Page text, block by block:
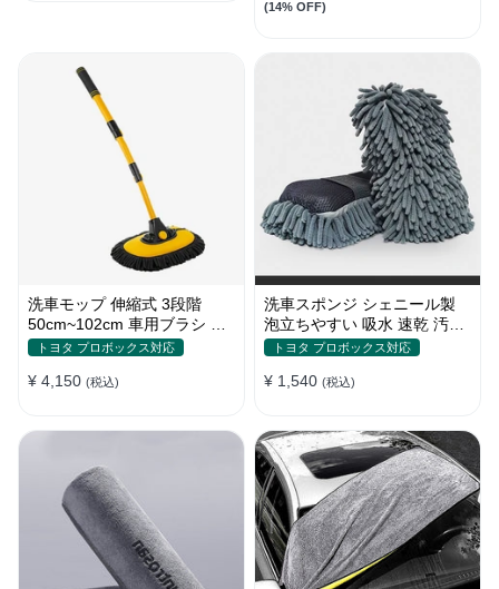
(14% OFF)
洗車モップ 伸縮式 3段階
50cm~102cm 車用ブラシ 高
品質シェニール 柔らかい
トヨタ プロボックス対応
¥ 4,150 (税込)
洗車スポンジ シェニール製
泡立ちやすい 吸水 速乾 汚れ
落とし 洗車グローブ
トヨタ プロボックス対応
¥ 1,540 (税込)